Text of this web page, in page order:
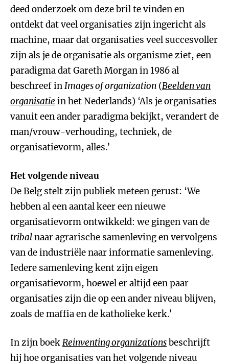
deed onderzoek om deze bril te vinden en
ontdekt dat veel organisaties zijn ingericht als
machine, maar dat organisaties veel succesvoller
zijn als je de organisatie als organisme ziet, een
paradigma dat Gareth Morgan in 1986 al
beschreef inImages of organization (Beelden van
organisatie in het Nederlands) ‘Als je organisaties
vanuit een ander paradigma bekijkt, verandert de
man/vrouw-verhouding, techniek, de
organisatievorm, alles.’
Het volgende niveau
De Belg stelt zijn publiek meteen gerust: ‘We
hebben al een aantal keer een nieuwe
organisatievorm ontwikkeld: we gingen van de
tribalnaar agrarische samenleving en vervolgens
van de industriële naar informatie samenleving.
Iedere samenleving kent zijn eigen
organisatievorm, hoewel er altijd een paar
organisaties zijn die op een ander niveau blijven,
zoals de maffia en de katholieke kerk.’
In zijn boekReinventing organizationsbeschrijft
hij hoe organisaties van het volgende niveau